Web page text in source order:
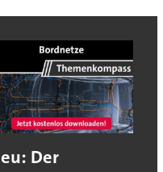
Der